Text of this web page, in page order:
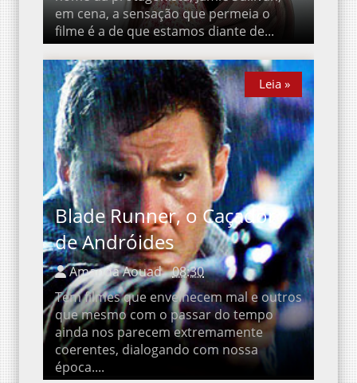
em cena, a sensação que permeia o
filme é a de que estamos diante de...
Blade Runner, o Caçador
de Andróides
Amanda Aouad 08:30
Tem filmes que envelhecem mal e outros
que mesmo com o passar do tempo
ainda nos parecem extremamente
coerentes, dialogando com nossa
época....
Leia »
Leia »